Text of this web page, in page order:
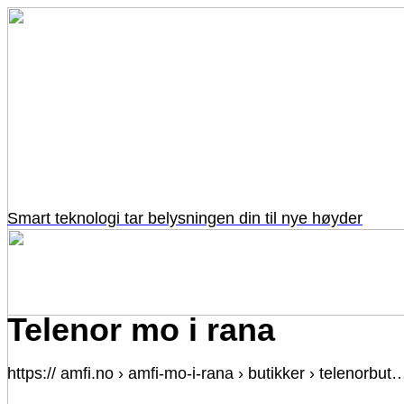
Smart teknologi tar belysningen din til nye høyder
Telenor mo i rana
https:// amfi.no › amfi-mo-i-rana › butikker ›